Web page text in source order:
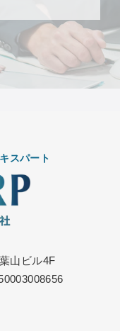
スパート
山ビル4F